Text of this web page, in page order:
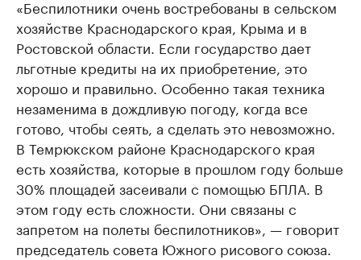
«Беспилотники очень востребованы в сельском
хозяйстве Краснодарского края, Крыма и в
Ростовской области. Если государство дает
льготные кредиты на их приобретение, это
хорошо и правильно. Особенно такая техника
незаменима в дождливую погоду, когда все
готово, чтобы сеять, а сделать это невозможно.
В Темрюкском районе Краснодарского края
есть хозяйства, которые в прошлом году больше
30% площадей засеивали с помощью БПЛА. В
этом году есть сложности. Они связаны с
запретом на полеты беспилотников», — говорит
председатель совета Южного рисового союза.